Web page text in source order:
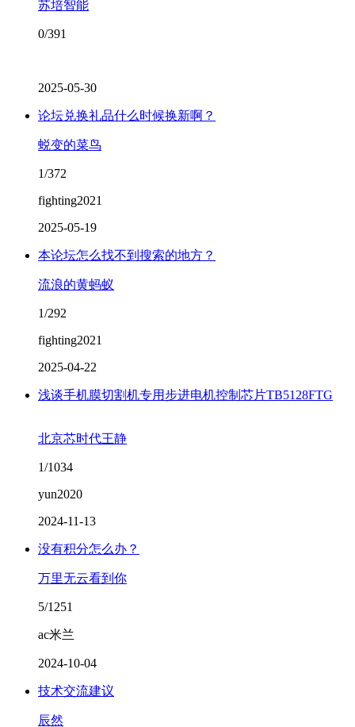
苏培智能
0/391
2025-05-30
论坛兑换礼品什么时候换新啊？
蜕变的菜鸟
1/372
fighting2021
2025-05-19
本论坛怎么找不到搜索的地方？
流浪的黄蚂蚁
1/292
fighting2021
2025-04-22
浅谈手机膜切割机专用步进电机控制芯片TB5128FTG
北京芯时代王静
1/1034
yun2020
2024-11-13
没有积分怎么办？
万里无云看到你
5/1251
ac米兰
2024-10-04
技术交流建议
辰然